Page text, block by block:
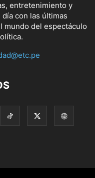
entretenimiento y
con las últimas
mundo del espectáculo